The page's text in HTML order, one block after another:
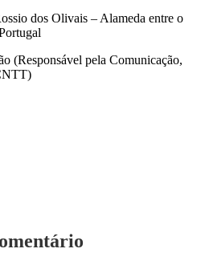
dos Olivais – Alameda entre o
(Responsável pela Comunicação,